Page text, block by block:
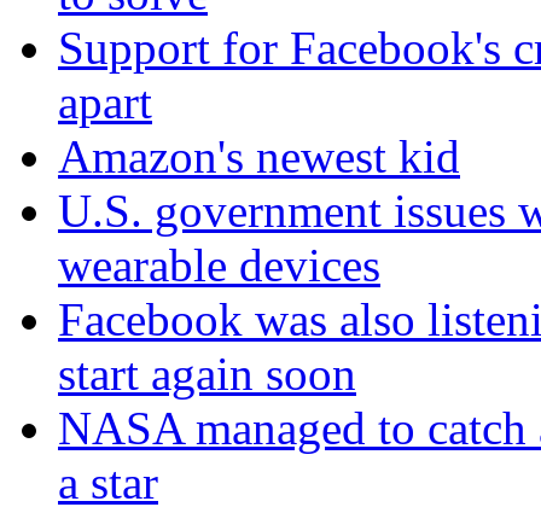
Support for Facebook's
apart
Amazon's newest kid
U.S. government issues
wearable devices
Facebook was also
start again soon
NASA managed to
a star